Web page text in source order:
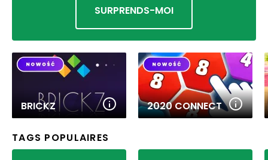
SURPRENDS-MOI
BRICKZ 2020 CONNECT
TAGS POPULAIRES